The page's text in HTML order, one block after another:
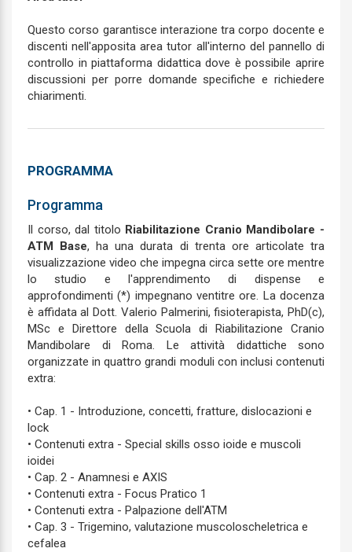
Questo corso garantisce interazione tra corpo docente e
discenti nell'apposita area tutor all'interno del pannello di
controllo in piattaforma didattica dove è possibile aprire
discussioni per porre domande specifiche e richiedere
chiarimenti.
PROGRAMMA
Programma
Il corso, dal titolo Riabilitazione Cranio Mandibolare -
ATM Base, ha una durata di trenta ore articolate tra
visualizzazione video che impegna circa sette ore mentre
lo studio e l'apprendimento di dispense e
approfondimenti (*) impegnano ventitre ore. La docenza
è affidata al Dott. Valerio Palmerini, fisioterapista, PhD(c),
MSc e Direttore della Scuola di Riabilitazione Cranio
Mandibolare di Roma. Le attività didattiche sono
organizzate in quattro grandi moduli con inclusi contenuti
extra:
• Cap. 1 - Introduzione, concetti, fratture, dislocazioni e
lock
• Contenuti extra - Special skills osso ioide e muscoli
ioidei
• Cap. 2 - Anamnesi e AXIS
• Contenuti extra - Focus Pratico 1
• Contenuti extra - Palpazione dell'ATM
• Cap. 3 - Trigemino, valutazione muscoloscheletrica e
cefalea